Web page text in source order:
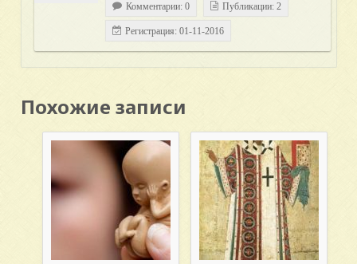
Комментарии: 0 Публикации: 2
Регистрация: 01-11-2016
Похожие записи